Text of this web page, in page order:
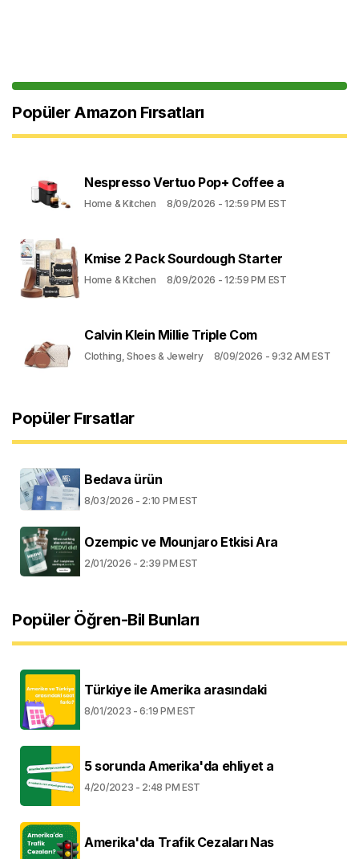
Popüler Amazon Fırsatları
Nespresso Vertuo Pop+ Coffee a
Home & Kitchen 8/09/2026 - 12:59 PM EST
Kmise 2 Pack Sourdough Starter
Home & Kitchen 8/09/2026 - 12:59 PM EST
Calvin Klein Millie Triple Com
Clothing, Shoes & Jewelry 8/09/2026 - 9:32 AM EST
Popüler Fırsatlar
Bedava ürün
8/03/2026 - 2:10 PM EST
Ozempic ve Mounjaro Etkisi Ara
2/01/2026 - 2:39 PM EST
Popüler Öğren-Bil Bunları
Türkiye ile Amerika arasındaki
8/01/2023 - 6:19 PM EST
5 sorunda Amerika'da ehliyet a
4/20/2023 - 2:48 PM EST
Amerika'da Trafik Cezaları Nas